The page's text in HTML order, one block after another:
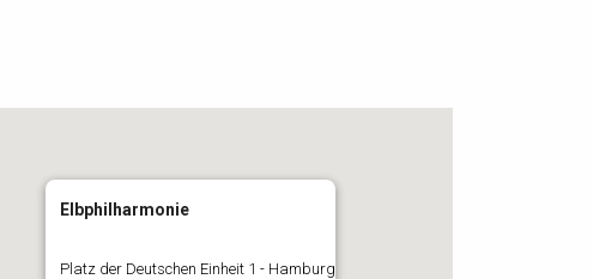
Elbphilharmonie
Platz der Deutschen Einheit 1 - Hamburg